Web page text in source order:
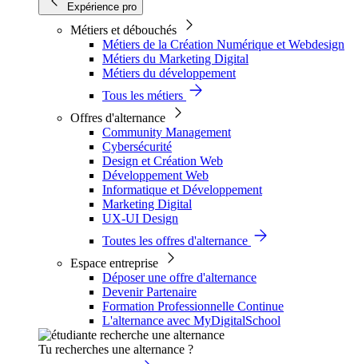
Expérience pro
Métiers et débouchés
Métiers de la Création Numérique et Webdesign
Métiers du Marketing Digital
Métiers du développement
Tous les métiers
Offres d'alternance
Community Management
Cybersécurité
Design et Création Web
Développement Web
Informatique et Développement
Marketing Digital
UX-UI Design
Toutes les offres d'alternance
Espace entreprise
Déposer une offre d'alternance
Devenir Partenaire
Formation Professionnelle Continue
L'alternance avec MyDigitalSchool
Tu recherches une alternance ?